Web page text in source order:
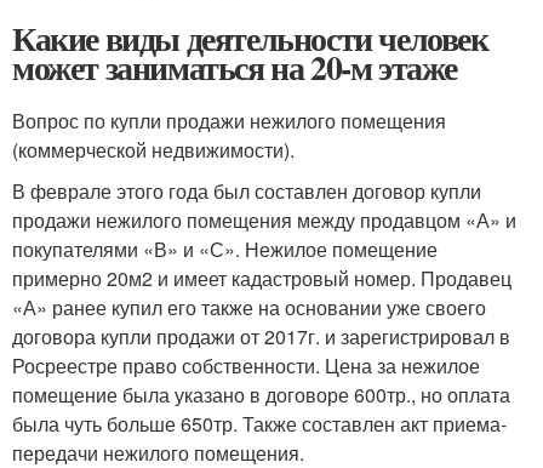
Какие виды деятельности человек
может заниматься на 20-м этаже
Вопрос по купли продажи нежилого помещения
(коммерческой недвижимости).
В феврале этого года был составлен договор купли
продажи нежилого помещения между продавцом «А» и
покупателями «В» и «С». Нежилое помещение
примерно 20м2 и имеет кадастровый номер. Продавец
«А» ранее купил его также на основании уже своего
договора купли продажи от 2017г. и зарегистрировал в
Росреестре право собственности. Цена за нежилое
помещение была указано в договоре 600тр., но оплата
была чуть больше 650тр. Также составлен акт приема-
передачи нежилого помещения.